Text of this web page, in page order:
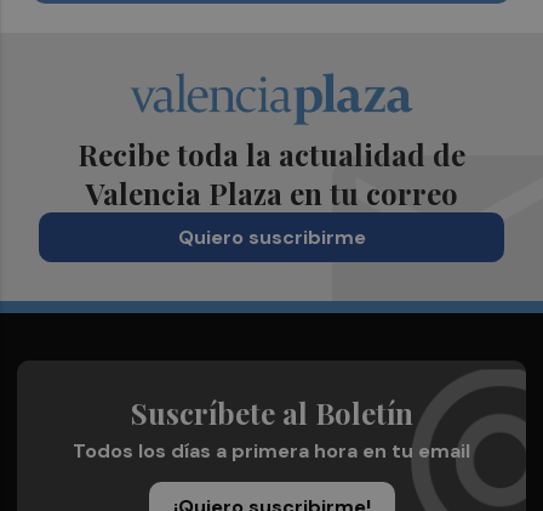
Recibe toda la actualidad de
Valencia Plaza en tu correo
Quiero suscribirme
Suscríbete al Boletín
Todos los días a primera hora en tu email